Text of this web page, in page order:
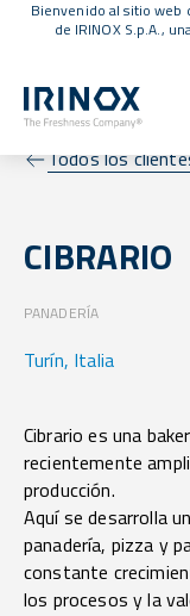
Bienvenido al sitio web
de IRINOX S.p.A.,
Todos los
CIBRARIO
PANADERÍA
Turín, Italia
Cibrario es una
recientemente
producción.
Aquí se desarrolla
panadería, pizza y
constante
los procesos y la